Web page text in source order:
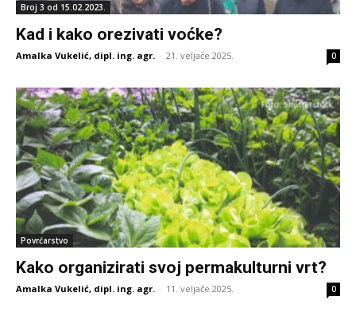
Broj 3 od 15.02.2023.
Kad i kako orezivati voćke?
Amalka Vukelić, dipl. ing. agr. - 21. veljače 2025. 0
Povrćarstvo
Kako organizirati svoj permakulturni vrt?
Amalka Vukelić, dipl. ing. agr. - 11. veljače 2025. 0